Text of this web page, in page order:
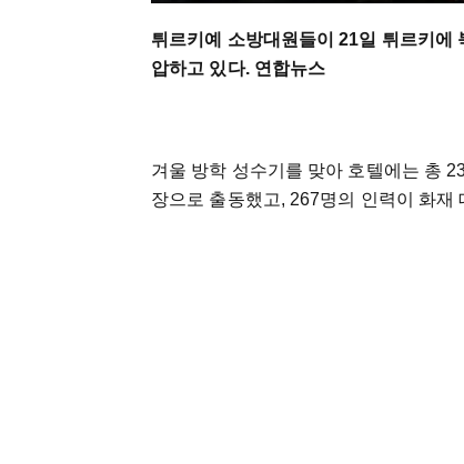
튀르키예 소방대원들이 21일 튀르키에
압하고 있다. 연합뉴스
겨울 방학 성수기를 맞아 호텔에는 총
장으로 출동했고, 267명의 인력이 화재